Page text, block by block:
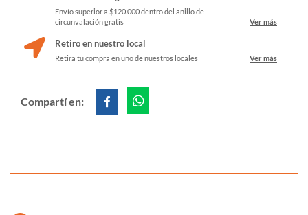
Envío superior a $120.000 dentro del anillo de
circunvalación gratis
Ver más
Retiro en nuestro local
Retira tu compra en uno de nuestros locales Ver más
Compartí en: